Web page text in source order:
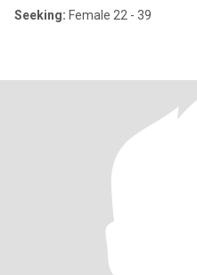
Seeking: Female 22 - 39